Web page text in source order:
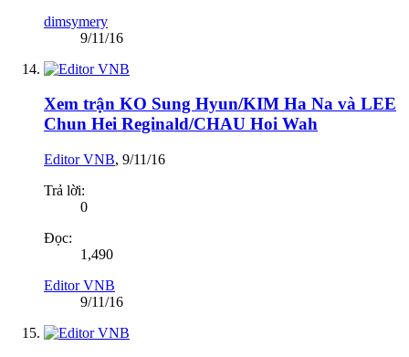
dimsymery
9/11/16
Xem trận KO Sung Hyun/KIM Ha Na và LEE
Chun Hei Reginald/CHAU Hoi Wah
Editor VNB, 9/11/16
Trả lời:
0
Đọc:
1,490
Editor VNB
9/11/16